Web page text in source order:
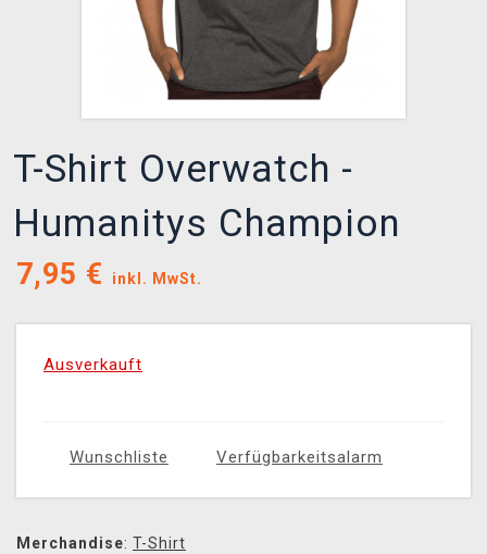
T-Shirt Overwatch -
Humanitys Champion
7,95 € inkl. MwSt.
Ausverkauft
Wunschliste Verfügbarkeitsalarm
Merchandise: T-Shirt